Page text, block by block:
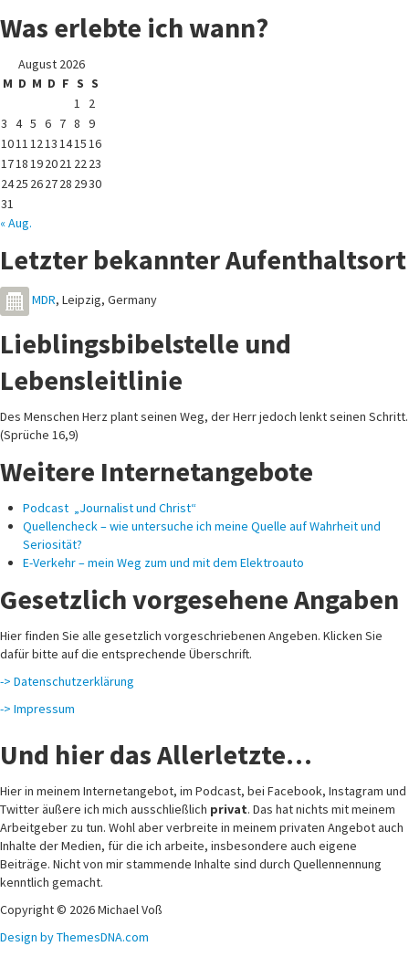
Was erlebte ich wann?
August 2026
M D M D F S S
1
2
3 4 5 6 7 8 9
10111213141516
1718192021 2223
2425 262728 2930
31
« Aug.
Letzter bekannter Aufenthaltsort
MDR, Leipzig, Germany
Lieblingsbibelstelle und
Lebensleitlinie
Des Menschen Herz plant seinen Weg, der Herr jedoch lenkt seinen Schritt.
(Sprüche 16,9)
Weitere Internetangebote
Podcast „Journalist und Christ“
Quellencheck – wie untersuche ich meine Quelle auf Wahrheit und
Seriosität?
E-Verkehr – mein Weg zum und mit dem Elektroauto
Gesetzlich vorgesehene Angaben
Hier finden Sie alle gesetzlich vorgeschriebenen Angeben. Klicken Sie
dafür bitte auf die entsprechende Überschrift.
-> Datenschutzerklärung
-> Impressum
Und hier das Allerletzte…
Hier in meinem Internetangebot, im Podcast, bei Facebook, Instagram und
Twitter äußere ich mich ausschließlich privat. Das hat nichts mit meinem
Arbeitgeber zu tun. Wohl aber verbreite in meinem privaten Angebot auch
Inhalte der Medien, für die ich arbeite, insbesondere auch eigene
Beiträge. Nicht von mir stammende Inhalte sind durch Quellennennung
kenntlich gemacht.
Copyright © 2026 Michael Voß
Design by ThemesDNA.com